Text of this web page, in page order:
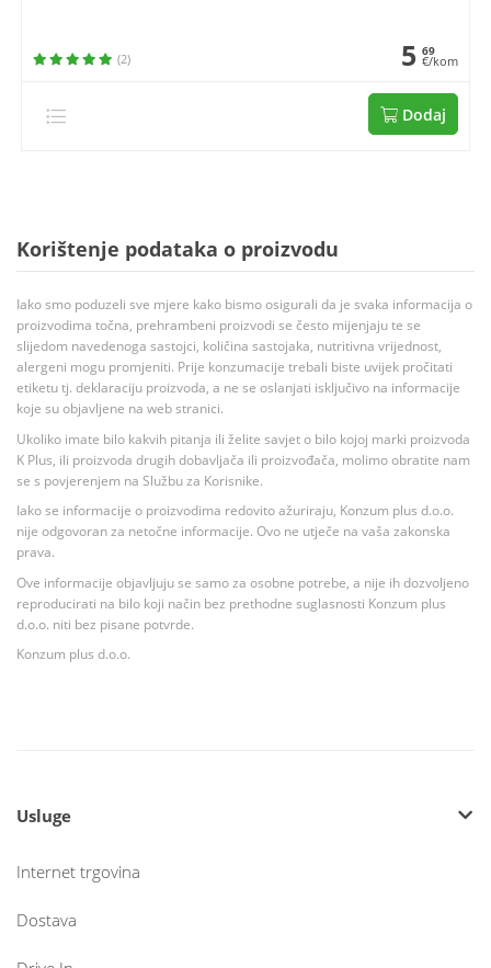
(2) 5 69
€/kom
Dodaj
Korištenje podataka o proizvodu
Iako smo poduzeli sve mjere kako bismo osigurali da je svaka informacija o
proizvodima točna, prehrambeni proizvodi se često mijenjaju te se
slijedom navedenoga sastojci, količina sastojaka, nutritivna vrijednost,
alergeni mogu promjeniti. Prije konzumacije trebali biste uvijek pročitati
etiketu tj. deklaraciju proizvoda, a ne se oslanjati isključivo na informacije
koje su objavljene na web stranici.
Ukoliko imate bilo kakvih pitanja ili želite savjet o bilo kojoj marki proizvoda
K Plus, ili proizvoda drugih dobavljača ili proizvođača, molimo obratite nam
se s povjerenjem na Službu za Korisnike.
Iako se informacije o proizvodima redovito ažuriraju, Konzum plus d.o.o.
nije odgovoran za netočne informacije. Ovo ne utječe na vaša zakonska
prava.
Ove informacije objavljuju se samo za osobne potrebe, a nije ih dozvoljeno
reproducirati na bilo koji način bez prethodne suglasnosti Konzum plus
d.o.o. niti bez pisane potvrde.
Konzum plus d.o.o.
Usluge
Internet trgovina
Dostava